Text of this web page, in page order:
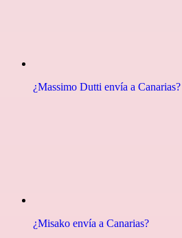
¿Massimo Dutti envía a Canarias?
¿Misako envía a Canarias?